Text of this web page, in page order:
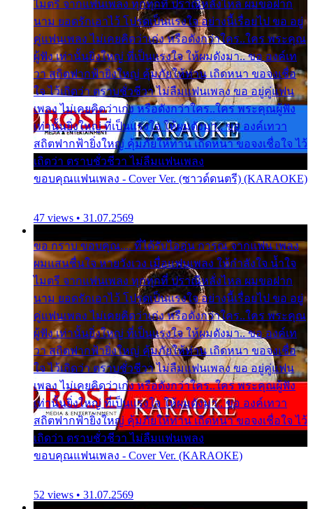
ไมตรี จากแฟนเพลง ทุกทุกที่ ปราณีหลั่งไหล ผมขอฝาก
นาม ยอดรักเอาไว้ โปรดเป็นแรงใจ อย่างนี้เรื่อยไป ขอ อยู่
คู่แฟนเพลง ไม่เคยคิดว่าเก่ง หรือดังกว่าใคร..ใคร พระคุณ
ผู้ฟัง เท่านั้นยิ่งใหญ่ ที่เป็นแรงใจ ให้ผมดังมา.. ขอ องค์เท
วา สถิตฟากฟ้ายิ่งใหญ่ คุ้มภัยให้ท่าน เถิดหนา ขอจงเชื่อ
ใจ ไว้เถิดว่า ตราบชั่วชีวา ไม่ลืมแฟนเพลง ขอ อยู่คู่แฟน
เพลง ไม่เคยคิดว่าเก่ง หรือดังกว่าใคร..ใคร พระคุณผู้ฟัง
เท่านั้นยิ่งใหญ่ ที่เป็นแรงใจ ให้ผมดังมา.. ขอ องค์เทวา
สถิตฟากฟ้ายิ่งใหญ่ คุ้มภัยให้ท่าน เถิดหนา ขอจงเชื่อใจ ไว้
เถิดว่า ตราบชั่วชีวา ไม่ลืมแฟนเพลง
ขอบคุณแฟนเพลง - Cover Ver. (ซาวด์ดนตรี) (KARAOKE)
47 views • 31.07.2569
ขอ กราบ ขอบคุณ.... ที่ได้รับไออุ่น การุณ จากแฟน เพลง
ผมแสนชื่นใจ หายวังเวง เมื่อแฟนเพลง ให้กำลังใจ น้ำใจ
ไมตรี จากแฟนเพลง ทุกทุกที่ ปราณีหลั่งไหล ผมขอฝาก
นาม ยอดรักเอาไว้ โปรดเป็นแรงใจ อย่างนี้เรื่อยไป ขอ อยู่
คู่แฟนเพลง ไม่เคยคิดว่าเก่ง หรือดังกว่าใคร..ใคร พระคุณ
ผู้ฟัง เท่านั้นยิ่งใหญ่ ที่เป็นแรงใจ ให้ผมดังมา.. ขอ องค์เท
วา สถิตฟากฟ้ายิ่งใหญ่ คุ้มภัยให้ท่าน เถิดหนา ขอจงเชื่อ
ใจ ไว้เถิดว่า ตราบชั่วชีวา ไม่ลืมแฟนเพลง ขอ อยู่คู่แฟน
เพลง ไม่เคยคิดว่าเก่ง หรือดังกว่าใคร..ใคร พระคุณผู้ฟัง
เท่านั้นยิ่งใหญ่ ที่เป็นแรงใจ ให้ผมดังมา.. ขอ องค์เทวา
สถิตฟากฟ้ายิ่งใหญ่ คุ้มภัยให้ท่าน เถิดหนา ขอจงเชื่อใจ ไว้
เถิดว่า ตราบชั่วชีวา ไม่ลืมแฟนเพลง
ขอบคุณแฟนเพลง - Cover Ver. (KARAOKE)
52 views • 31.07.2569